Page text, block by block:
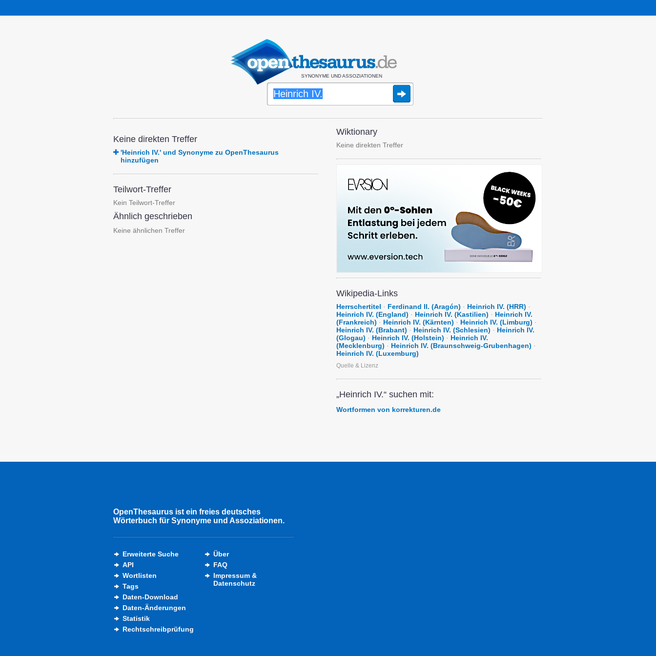
SYNONYME UND ASSOZIATIONEN
Keine direkten Treffer
'Heinrich IV.' und Synonyme zu OpenThesaurus
hinzufügen
Teilwort-Treffer
Kein Teilwort-Treffer
Ähnlich geschrieben
Keine ähnlichen Treffer
Wiktionary
Keine direkten Treffer
Wikipedia-Links
Herrschertitel · Ferdinand II. (Aragón) · Heinrich IV. (HRR) ·
Heinrich IV. (England) · Heinrich IV. (Kastilien) · Heinrich IV.
(Frankreich) · Heinrich IV. (Kärnten) · Heinrich IV. (Limburg) ·
Heinrich IV. (Brabant) · Heinrich IV. (Schlesien) · Heinrich IV.
(Glogau) · Heinrich IV. (Holstein) · Heinrich IV.
(Mecklenburg) · Heinrich IV. (Braunschweig-Grubenhagen) ·
Heinrich IV. (Luxemburg)
Quelle & Lizenz
„Heinrich IV.“ suchen mit:
Wortformen von korrekturen.de
OpenThesaurus ist ein freies deutsches
Wörterbuch für Synonyme und Assoziationen.
Erweiterte Suche
API
Wortlisten
Tags
Daten-Download
Daten-Änderungen
Statistik
Rechtschreibprüfung
Über
FAQ
Impressum &
Datenschutz